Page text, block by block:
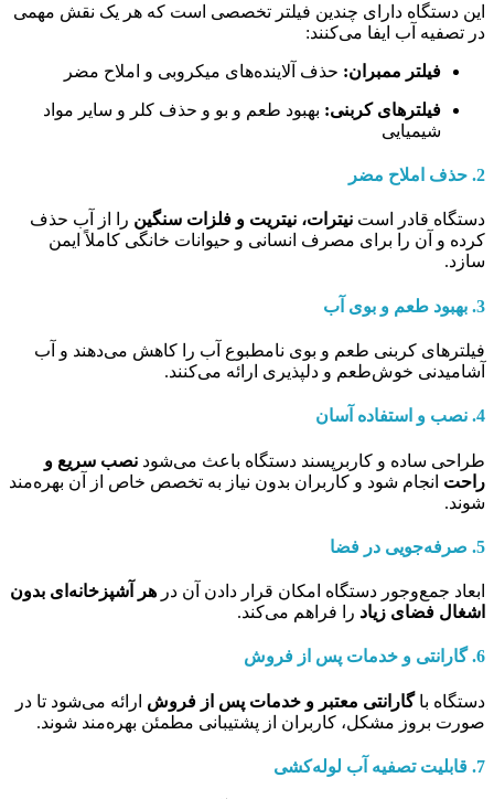
این دستگاه دارای چندین فیلتر تخصصی است که هر یک نقش مهمی
در تصفیه آب ایفا می‌کنند:
فیلتر ممبران: حذف آلاینده‌های میکروبی و املاح مضر
فیلترهای کربنی: بهبود طعم و بو و حذف کلر و سایر مواد
شیمیایی
2. حذف املاح مضر
دستگاه قادر است نیترات، نیتریت و فلزات سنگین را از آب حذف
کرده و آن را برای مصرف انسانی و حیوانات خانگی کاملاً ایمن
سازد.
3. بهبود طعم و بوی آب
فیلترهای کربنی طعم و بوی نامطبوع آب را کاهش می‌دهند و آب
آشامیدنی خوش‌طعم و دلپذیری ارائه می‌کنند.
4. نصب و استفاده آسان
طراحی ساده و کاربرپسند دستگاه باعث می‌شود نصب سریع و
راحت انجام شود و کاربران بدون نیاز به تخصص خاص از آن بهره‌مند
شوند.
5. صرفه‌جویی در فضا
ابعاد جمع‌وجور دستگاه امکان قرار دادن آن در هر آشپزخانه‌ای بدون
اشغال فضای زیاد را فراهم می‌کند.
6. گارانتی و خدمات پس از فروش
دستگاه باگارانتی معتبر و خدمات پس از فروش ارائه می‌شود تا در
صورت بروز مشکل، کاربران از پشتیبانی مطمئن بهره‌مند شوند.
7. قابلیت تصفیه آب لوله‌کشی